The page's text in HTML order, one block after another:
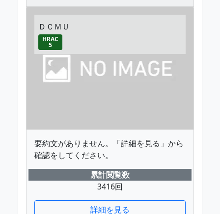
ＤＣＭＵ
HRAC
5
要約文がありません。「詳細を見る」から
確認をしてください。
累計閲覧数
3416回
詳細を見る